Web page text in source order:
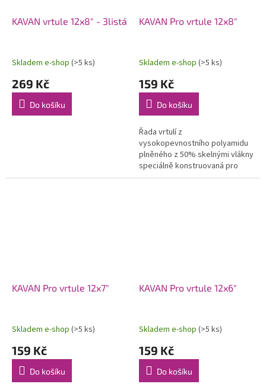
KAVAN vrtule 12x8" - 3listá
Skladem e-shop (>5 ks)
269 Kč
Do košíku
KAVAN Pro vrtule 12x8"
Skladem e-shop (>5 ks)
159 Kč
Do košíku
Řada vrtulí z
vysokopevnostního polyamidu
plněného z 50% skelnými vlákny
speciálně konstruovaná pro
modely se spalovacími motory.
KAVAN Pro vrtule 12x7"
Skladem e-shop (>5 ks)
159 Kč
Do košíku
KAVAN Pro vrtule 12x6"
Skladem e-shop (>5 ks)
159 Kč
Do košíku